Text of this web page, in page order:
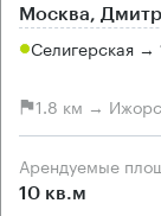
Москва,
Селигерская →
1.8 км →
Арендуемые
10 кв.м